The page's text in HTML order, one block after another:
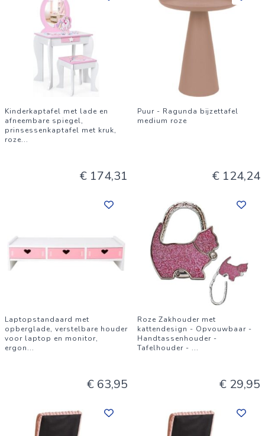
Kinderkaptafel met lade en
afneembare spiegel,
prinsessenkaptafel met kruk,
roze...
€ 174,31
Puur - Ragunda bijzettafel
medium roze
€ 124,24
Laptopstandaard met
opberglade, verstelbare houder
voor laptop en monitor,
ergon...
€ 63,95
Roze Zakhouder met
kattendesign - Opvouwbaar -
Handtassenhouder -
Tafelhouder - ...
€ 29,95